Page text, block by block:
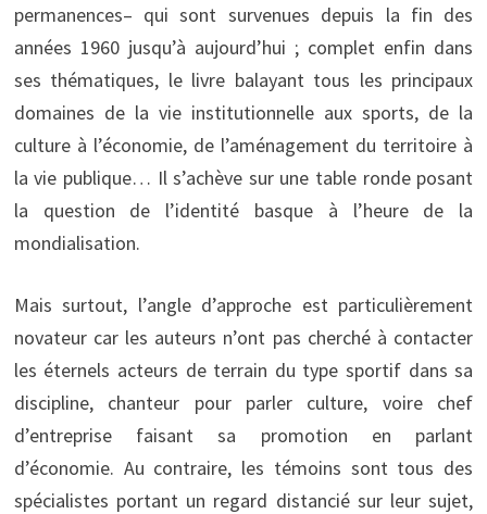
permanences– qui sont survenues depuis la fin des
années 1960 jusqu’à aujourd’hui ; complet enfin dans
ses thématiques, le livre balayant tous les principaux
domaines de la vie institutionnelle aux sports, de la
culture à l’économie, de l’aménagement du territoire à
la vie publique… Il s’achève sur une table ronde posant
la question de l’identité basque à l’heure de la
mondialisation.
Mais surtout, l’angle d’approche est particulièrement
novateur car les auteurs n’ont pas cherché à contacter
les éternels acteurs de terrain du type sportif dans sa
discipline, chanteur pour parler culture, voire chef
d’entreprise faisant sa promotion en parlant
d’économie. Au contraire, les témoins sont tous des
spécialistes portant un regard distancié sur leur sujet,